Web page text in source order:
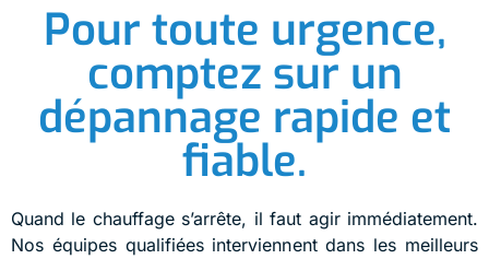
Pour toute urgence,
comptez sur un
dépannage rapide et
fiable.
Quand le chauffage s’arrête, il faut agir immédiatement.
Nos équipes qualifiées interviennent dans les meilleurs